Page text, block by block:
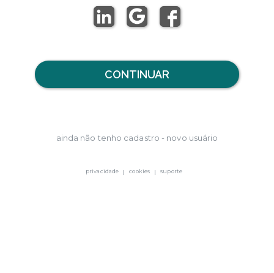
CONTINUAR
ainda não tenho cadastro - novo usuário
privacidade cookies suporte